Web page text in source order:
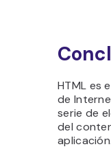
HTML es
de
serie de
del